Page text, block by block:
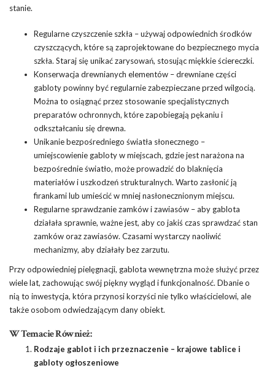
stanie.
Regularne czyszczenie szkła – używaj odpowiednich środków
czyszczących, które są zaprojektowane do bezpiecznego mycia
szkła. Staraj się unikać zarysowań, stosując miękkie ściereczki.
Konserwacja drewnianych elementów – drewniane części
gabloty powinny być regularnie zabezpieczane przed wilgocią.
Można to osiągnąć przez stosowanie specjalistycznych
preparatów ochronnych, które zapobiegają pękaniu i
odkształcaniu się drewna.
Unikanie bezpośredniego światła słonecznego –
umiejscowienie gabloty w miejscach, gdzie jest narażona na
bezpośrednie światło, może prowadzić do blaknięcia
materiałów i uszkodzeń strukturalnych. Warto zasłonić ją
firankami lub umieścić w mniej nasłonecznionym miejscu.
Regularne sprawdzanie zamków i zawiasów – aby gablota
działała sprawnie, ważne jest, aby co jakiś czas sprawdzać stan
zamków oraz zawiasów. Czasami wystarczy naoliwić
mechanizmy, aby działały bez zarzutu.
Przy odpowiedniej pielęgnacji, gablota wewnętrzna może służyć przez
wiele lat, zachowując swój piękny wygląd i funkcjonalność. Dbanie o
nią to inwestycja, która przynosi korzyści nie tylko właścicielowi, ale
także osobom odwiedzającym dany obiekt.
W Temacie Również:
Rodzaje gablot i ich przeznaczenie – krajowe tablice i
gabloty ogłoszeniowe